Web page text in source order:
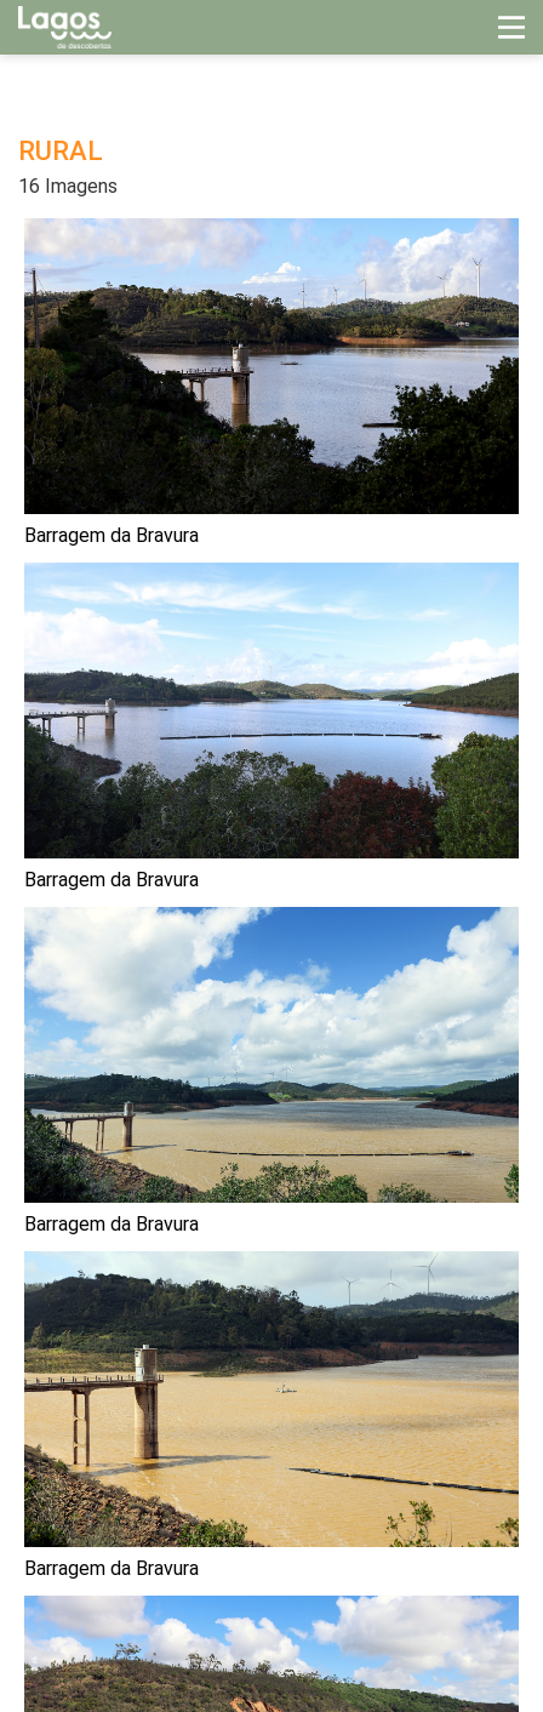
RURAL
16 Imagens
Barragem da Bravura
Barragem da Bravura
Barragem da Bravura
Barragem da Bravura